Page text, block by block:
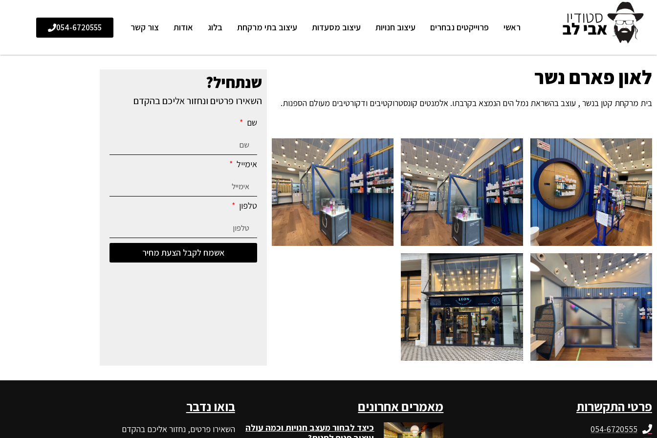
ראשי פרוייקטים נבחרים עיצוב חנויות עיצוב מסעדות עיצוב בתי מרקחת בלוג אודות צור קשר 054-6720555
לאון פארם נשר
בית מרקחת קטן בנשר , עוצב בהשראת נמל הים הנמצא בקרבתו. אלמנטים קונסטרוקטיבים ודקורטיבים מעולם הספנות.
שנתחיל?
השאירו פרטים ונחזור אליכם בהקדם
שם
אימייל
טלפון
אשמח לקבל הצעת מחיר
פרטי התקשרות
054-6720555
מאמרים אחרונים
כיצד לבחור מעצב חנויות וכמה עולה
בואו נדבר
השאירו פרטים, נחזור אליכם בהקדם